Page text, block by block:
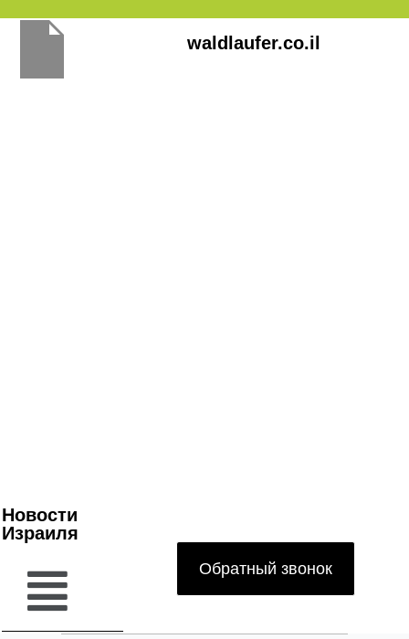
Перейти
содержимому
waldlaufer.co.il
Новости
Израиля
Обратный звонок